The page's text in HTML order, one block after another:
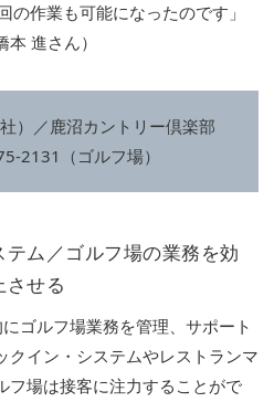
作業も可能になったのです」
進さん）
）／鹿沼カントリー倶楽部
2131（ゴルフ場）
ム／ゴルフ場の業務を効
せる
ゴルフ場業務を管理、サポート
クイン・システムやレストランマ
フ場は接客に注力することがで